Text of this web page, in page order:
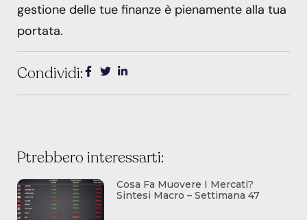
gestione delle tue finanze è pienamente alla tua
portata.
Condividi:
Ptrebbero interessarti:
Cosa Fa Muovere I Mercati?
Sintesi Macro – Settimana 47